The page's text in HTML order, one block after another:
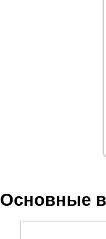
Основные